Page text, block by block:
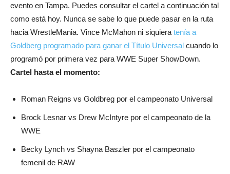
evento en Tampa. Puedes consultar el cartel a continuación tal
como está hoy. Nunca se sabe lo que puede pasar en la ruta
hacia WrestleMania. Vince McMahon ni siquiera tenía a
Goldberg programado para ganar el Título Universal cuando lo
programó por primera vez para WWE Super ShowDown.
Cartel hasta el momento:
Roman Reigns vs Goldbreg por el campeonato Universal
Brock Lesnar vs Drew McIntyre por el campeonato de la
WWE
Becky Lynch vs Shayna Baszler por el campeonato
femenil de RAW